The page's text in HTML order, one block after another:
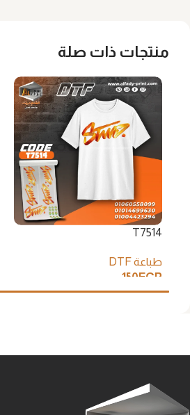
منتجات ذات صلة
T7514
طباعة DTF
150EGP